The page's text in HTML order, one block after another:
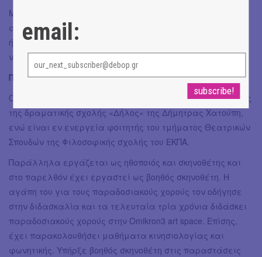
Με την Ευαγγελία Γατσωτή έχουμε μία σταθερά
ανήσυχη και ανοιχτή δημιουργική σχέση. Κάτι καινούργιο
ήδη σιγοβράζει. Αν όλα πάνε καλά, σύντομα θα έχετε
νέα μας.
Παναγιώτης Λιαρόπουλος – Βιογραφικό
Ο Παναγιώτης Λιαρόπουλος (σκηνοθέτης) είναι απόφοιτος
της δραματικής σχολής «Δήλος» της Δήμητρας Χατούπη,
ενώ είναι εν ενεργεία φοιτητής του τμήματος Θεατρικών
Σπουδών της Φιλοσοφικής σχολής του ΕΚΠΑ.
Παράλληλα εργάζεται ως ηθοποιός και σκηνοθέτης και
στο παρελθόν έχει εργαστεί ως βοηθός σκηνοθέτη. Η
αγάπη του για τους παραδοσιακούς χορούς τον οδήγησε
στην διδασκαλία και τα τελευταία τρία χρόνια διδάσκει
παραδοσιακούς χορούς στην Omikron3 art space. Επίσης,
έχει παρακολουθήσει μαθήματα κινησιολογίας και
φωνητικής. Υπήρξε βοηθός σκηνοθέτη στις παραστάσεις
email: